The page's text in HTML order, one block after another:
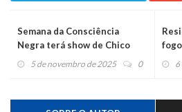
Semana da Consciência
Negra terá show de Chico
César e grande programação
5 de novembro de 2025 0 6